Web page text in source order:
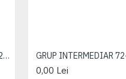
ARBORE CARDANIC 72-2203010-A
0,00 Lei